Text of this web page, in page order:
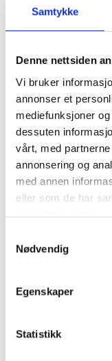
Samtykke
Denne nettsiden
Vi bruker
annonser et
mediefunksjoner
dessuten
vårt, med
annonsering og
med annen
eller som de har
tjenestene deres.
Nødvendig
Egenskaper
Statistikk
Varianter
Middels tykk NMEA
Kabel på 0,82 mm²
nettverksbuss.
- Lengde: Fra 2 til 20